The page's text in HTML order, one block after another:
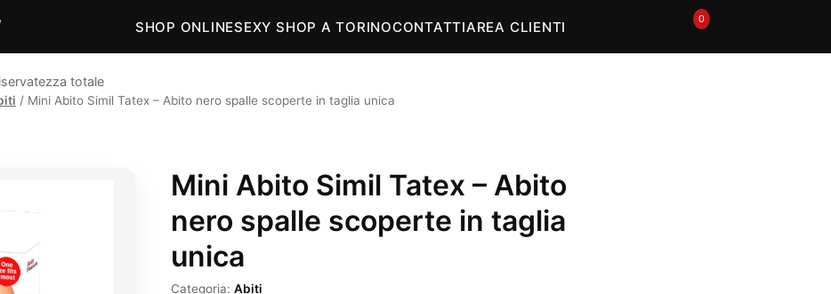
SHOP ONLINESEXY SHOP A TORINOCONTATTIAREA CLIENTI 🛒0
totale
/ Mini Abito Simil Tatex – Abito nero spalle scoperte in taglia unica
Mini Abito Simil Tatex – Abito
nero spalle scoperte in taglia
unica
Categoria: Abiti